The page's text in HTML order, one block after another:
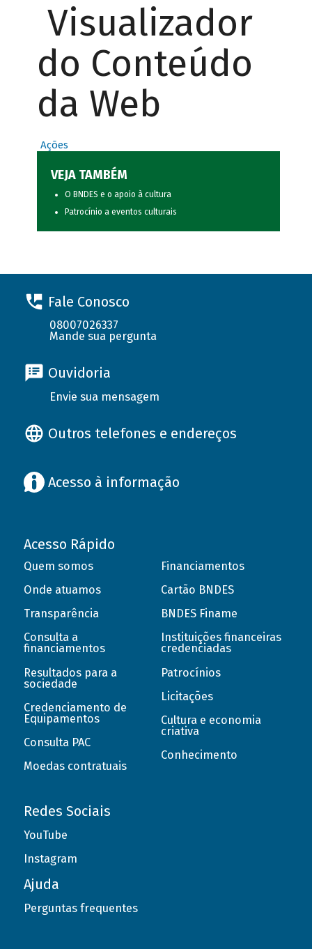
Visualizador
do Conteúdo
da Web
Ações
VEJA TAMBÉM
O BNDES e o apoio à cultura
Patrocínio a eventos culturais
Fale Conosco
08007026337
Mande sua pergunta
Ouvidoria
Envie sua mensagem
Outros telefones e endereços
Acesso à informação
Acesso Rápido
Quem somos
Onde atuamos
Transparência
Consulta a
financiamentos
Resultados para a
sociedade
Credenciamento de
Equipamentos
Consulta PAC
Moedas contratuais
Financiamentos
Cartão BNDES
BNDES Finame
Instituições financeiras
credenciadas
Patrocínios
Licitações
Cultura e economia
criativa
Conhecimento
Redes Sociais
YouTube
Instagram
Ajuda
Perguntas frequentes